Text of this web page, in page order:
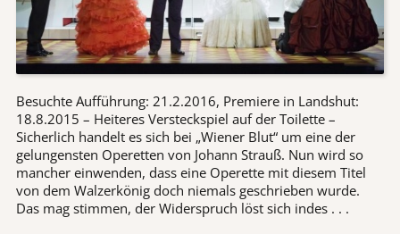
Besuchte Aufführung: 21.2.2016, Premiere in Landshut:
18.8.2015 – Heiteres Versteckspiel auf der Toilette –
Sicherlich handelt es sich bei „Wiener Blut“ um eine der
gelungensten Operetten von Johann Strauß. Nun wird so
mancher einwenden, dass eine Operette mit diesem Titel
von dem Walzerkönig doch niemals geschrieben wurde.
Das mag stimmen, der Widerspruch löst sich indes . . .